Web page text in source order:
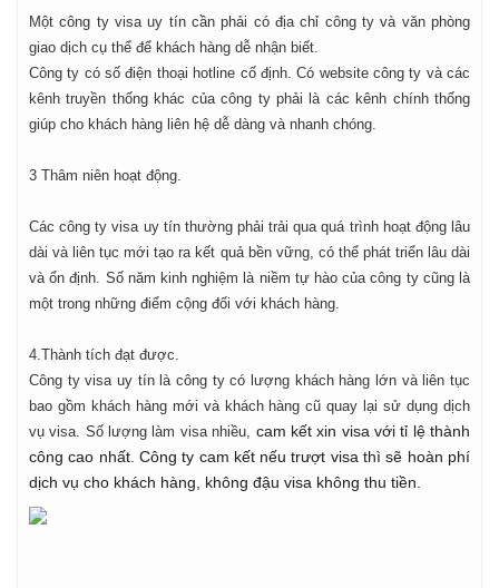
Một công ty visa uy tín cần phải có địa chỉ công ty và văn phòng
giao dịch cụ thể để khách hàng dễ nhận biết.
Công ty có số điện thoại hotline cố định. Có website công ty và các
kênh truyền thống khác của công ty phải là các kênh chính thống
giúp cho khách hàng liên hệ dễ dàng và nhanh chóng.
3 Thâm niên hoạt động.
Các công ty visa uy tín thường phải trải qua quá trình hoạt động lâu
dài và liên tục mới tạo ra kết quả bền vững, có thể phát triển lâu dài
và ổn định. Số năm kinh nghiệm là niềm tự hào của công ty cũng là
một trong những điểm cộng đối với khách hàng.
4.Thành tích đạt được.
Công ty visa uy tín là công ty có lượng khách hàng lớn và liên tục
bao gồm khách hàng mới và khách hàng cũ quay lại sử dụng dịch
vụ visa. Số lượng làm visa nhiều, cam kết xin visa với tỉ lệ thành
công cao nhất. Công ty cam kết nếu trượt visa thì sẽ hoàn phí
dịch vụ cho khách hàng, không đậu visa không thu tiền.